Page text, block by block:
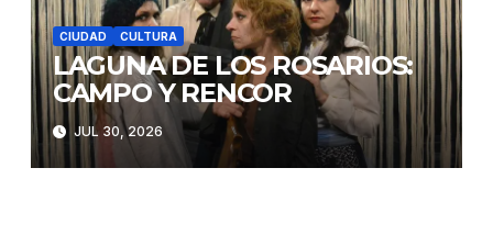
CIUDAD CULTURA
LAGUNA DE LOS ROSARIOS:
CAMPO Y RENCOR
JUL 30, 2026